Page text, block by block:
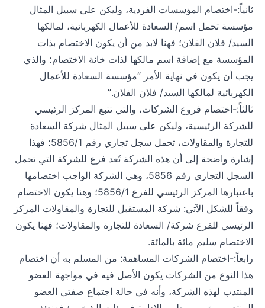
ثانياً:-اختصام المؤسسات الفردية، وليكن على سبيل المثال
مؤسسة تحمل اسم/ السعادة للأعمال الكهربائية، لمالكها
السيد/ فلان الفلان؛ فهنا لابد من أن يكون الاختصام بذات
المؤسسة مع إضافة اسم مالكها لذات خانة الاختصام؛ والذي
يجب أن يكون في نهاية الأمر “مؤسسة السعادة للأعمال
الكهربائية لمالكها السيد/ فلان الفلان.”
ثالثاً:-اختصام فروع الشركات، والتي تتبع المركز الرئيسي
للشركة الرئيسية، وليكن على سبيل المثال شركة السعادة
للتجارة والمقاولات، تحمل سجل تجاري رقم 5856/1؛ فهذا
إشارة واضحة إلى أن هذه الشركة تُعد فرع للشركة التي تحمل
السجل التجاري رقم 5856، وهي الشركة الواجب اختصامها
باعتبارها المركز الرئيسي للفرع 5856/1؛ وهنا يكون الاختصام
وفقاً للشكل الآتي: شركة المستقبل للتجارة والمقاولات المركز
الرئيسي للفرع شركة/ السعادة للتجارة والمقاولات؛ فهنا يكون
الاختصام سليم مائة بالمائة.
رابعاً:-اختصام الشركات المساهمة: من المسلم به أن اختصام
هذا النوع من الشركات يكون الأصل فيه في مواجهة العضو
المنتدب لهذه الشركة، وأنه في حالة اجتماع صفتي العضو